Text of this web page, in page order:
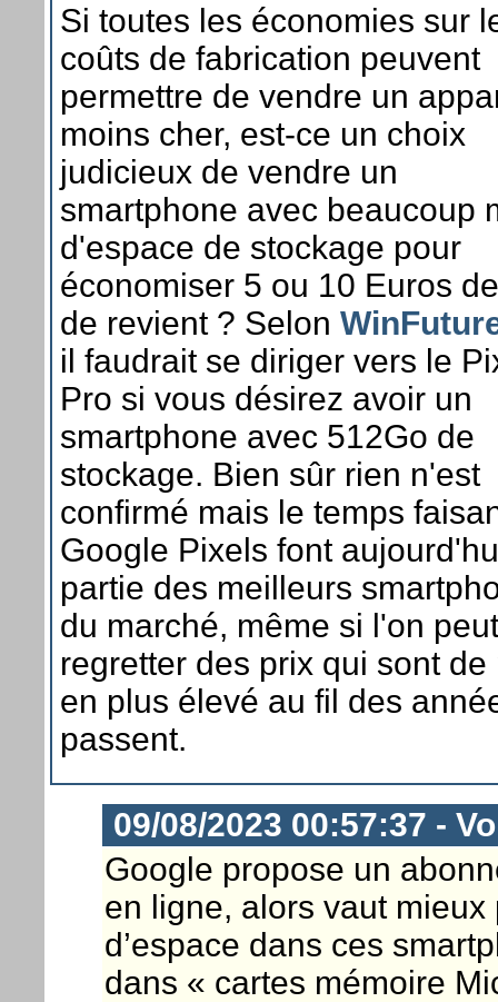
Si toutes les économies sur
coûts de fabrication peuvent
permettre de vendre un
moins cher, est-ce un choix
judicieux de vendre un
smartphone avec beaucoup
d'espace de stockage pour
économiser 5 ou 10 Euros
de revient ? Selon
il faudrait se diriger vers le
Pro si vous désirez avoir un
smartphone avec 512Go de
stockage. Bien sûr rien n'est
confirmé mais le temps
Google Pixels font
partie des meilleurs
du marché, même si l'on peut
regretter des prix qui sont de
en plus élevé au fil des
passent.
09/08/2023 00:57:37 -
Google propose un
en ligne, alors vaut
d’espace dans ces
dans « cartes mémoire